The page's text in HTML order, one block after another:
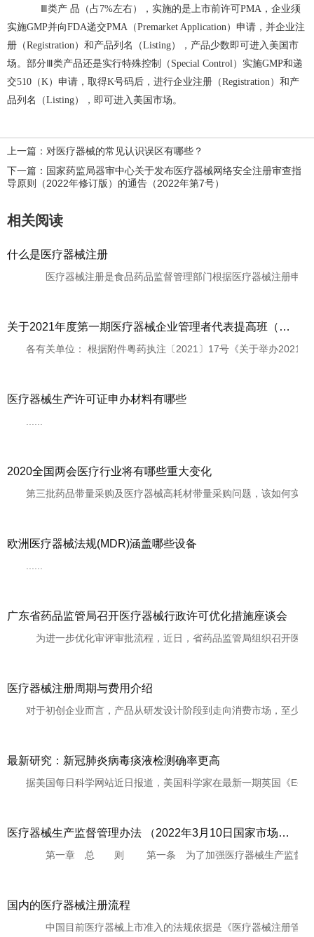
Ⅲ类产 品（占7%左右），实施的是上市前许可PMA，企业须
实施GMP并向FDA递交PMA（Premarket Application）申请，并企业注
册（Registration）和产品列名（Listing），产品少数即可进入美国市
场。部分Ⅲ类产品还是实行特殊控制（Special Control）实施GMP和递
交510（K）申请，取得K号码后，进行企业注册（Registration）和产
品列名（Listing），即可进入美国市场。
上一篇：对医疗器械的常见认识误区有哪些？
下一篇：国家药监局器审中心关于发布医疗器械网络安全注册审查指
导原则（2022年修订版）的通告（2022年第7号）
相关阅读
什么是医疗器械注册
医疗器械注册是食品药品监督管理部门根据医疗器械注册申请
关于2021年度第一期医疗器械企业管理者代表提高班（有源类）开课的通知
各有关单位： 根据附件粤药执注〔2021〕17号《关于举办2021
医疗器械生产许可证申办材料有哪些
2020全国两会医疗行业将有哪些重大变化
第三批药品带量采购及医疗器械高耗材带量采购问题，该如何实
欧洲医疗器械法规(MDR)涵盖哪些设备
广东省药品监管局召开医疗器械行政许可优化措施座谈会
为进一步优化审评审批流程，近日，省药品监管局组织召开医
医疗器械注册周期与费用介绍
对于初创企业而言，产品从研发设计阶段到走向消费市场，至少
最新研究：新冠肺炎病毒痰液检测确率更高
据美国每日科学网站近日报道，美国科学家在最新一期英国《E
医疗器械生产监督管理办法 （2022年3月10日国家市场监督管理总局令第53号公布 自2022年5月1日起施行）
第一章 总 则 第一条 为了加强医疗器械生产监督管理，规
国内的医疗器械注册流程
中国目前医疗器械上市准入的法规依据是《医疗器械注册管理